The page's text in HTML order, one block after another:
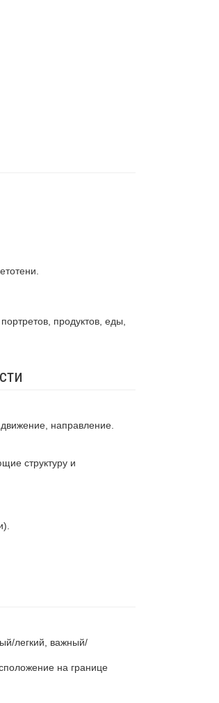
продуктов, еды,
направление.
структуру и
легкий, важный/
на границе